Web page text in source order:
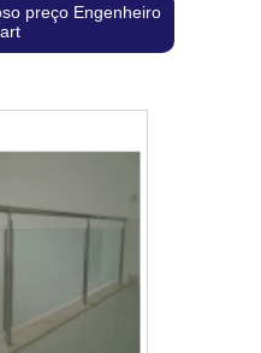
preço Engenheiro